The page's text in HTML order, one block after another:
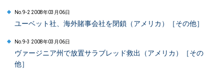
No.9-2 2008年03月06日
ユーベット社、海外賭事会社を閉鎖（アメリカ）［その他］
No.9-3 2008年03月06日
ヴァージニア州で放置サラブレッド救出（アメリカ）［その
他］